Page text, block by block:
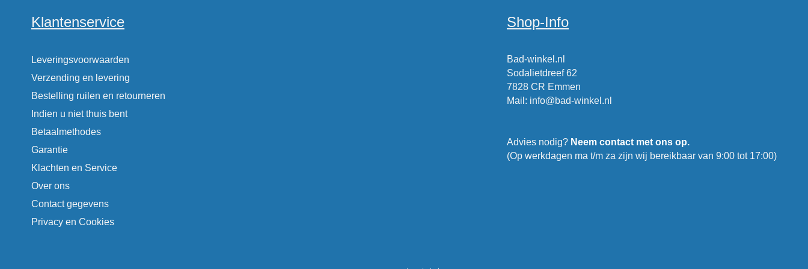
Klantenservice
Leveringsvoorwaarden
Verzending en levering
Bestelling ruilen en retourneren
Indien u niet thuis bent
Betaalmethodes
Garantie
Klachten en Service
Over ons
Contact gegevens
Privacy en Cookies
Shop-Info
Bad-winkel.nl
Sodalietdreef 62
7828 CR Emmen
Mail : info@bad-winkel.nl
Advies nodig? Neem contact met ons op.
(Op werkdagen ma t/m za zijn wij bereikbaar van 9:00 tot 17:00)